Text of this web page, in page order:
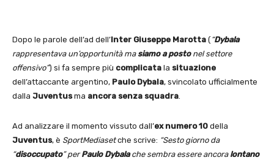
Dopo le parole dell’ad dell’Inter Giuseppe Marotta (“Dybala
rappresentava un’opportunità ma siamo a postonel settore
offensivo”) si fa sempre più complicata la situazione
dell’attaccante argentino, Paulo Dybala, svincolato ufficialmente
dalla Juventusma ancora senza squadra
Ad analizzare il momento vissuto dall’ex numero 10 della
Juventus, è SportMediasetche scrive: “Sesto giorno da
“disoccupato” perPaulo Dybalache sembra essere ancora lontano